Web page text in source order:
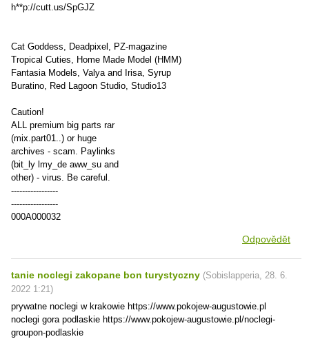
h**p://cutt.us/SpGJZ
Cat Goddess, Deadpixel, PZ-magazine
Tropical Cuties, Home Made Model (HMM)
Fantasia Models, Valya and Irisa, Syrup
Buratino, Red Lagoon Studio, Studio13
Caution!
ALL premium big parts rar
(mix.part01..) or huge
archives - scam. Paylinks
(bit_ly lmy_de aww_su and
other) - virus. Be careful.
-----------------
-----------------
000A000032
Odpovědět
tanie noclegi zakopane bon turystyczny (Sobislapperia, 28. 6.
2022 1:21)
prywatne noclegi w krakowie https://www.pokojew-augustowie.pl
noclegi gora podlaskie https://www.pokojew-augustowie.pl/noclegi-
groupon-podlaskie